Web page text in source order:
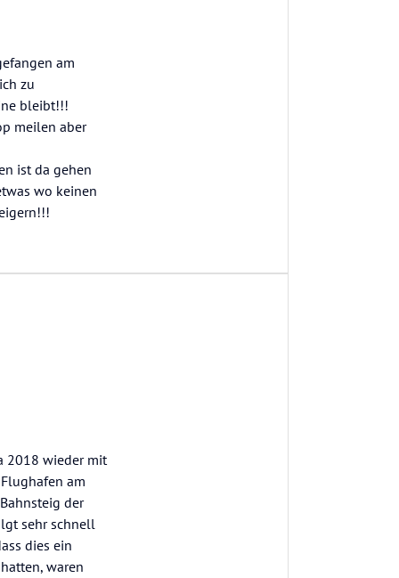
am
zu
bleibt!!!
meilen aber
ist da gehen
wo keinen
2018 wieder mit
am
der
sehr schnell
dies ein
waren